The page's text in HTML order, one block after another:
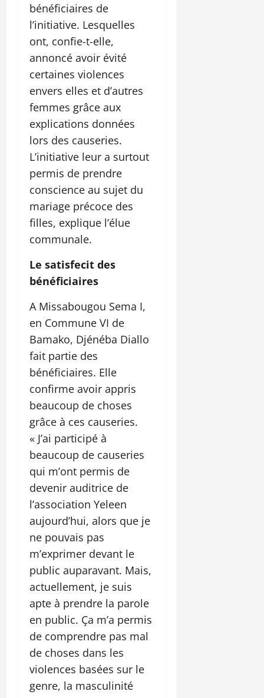
bénéficiaires de
l’initiative. Lesquelles
ont, confie-t-elle,
annoncé avoir évité
certaines violences
envers elles et d’autres
femmes grâce aux
explications données
lors des causeries.
L’initiative leur a surtout
permis de prendre
conscience au sujet du
mariage précoce des
filles, explique l’élue
communale.
Le satisfecit des
bénéficiaires
A Missabougou Sema I,
en Commune VI de
Bamako, Djénéba Diallo
fait partie des
bénéficiaires. Elle
confirme avoir appris
beaucoup de choses
grâce à ces causeries.
« J’ai participé à
beaucoup de causeries
qui m’ont permis de
devenir auditrice de
l’association Yeleen
aujourd’hui, alors que je
ne pouvais pas
m’exprimer devant le
public auparavant. Mais,
actuellement, je suis
apte à prendre la parole
en public. Ça m’a permis
de comprendre pas mal
de choses dans les
violences basées sur le
genre, la masculinité